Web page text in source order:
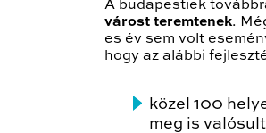
A budapestiek
várost teremtenek.
es év sem volt
hogy az alábbi
közel 100
meg is valósult